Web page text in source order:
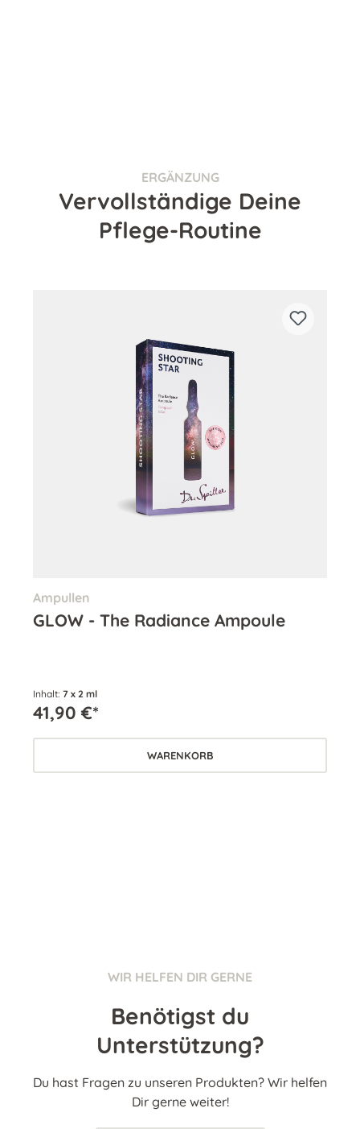
ERGÄNZUNG
Vervollständige Deine
Pflege-Routine
Ampullen
GLOW - The Radiance Ampoule
Inhalt: 7 x 2 ml
41,90 €*
WARENKORB
WIR HELFEN DIR GERNE
Benötigst du
Unterstützung?
Du hast Fragen zu unseren Produkten? Wir helfen
Dir gerne weiter!